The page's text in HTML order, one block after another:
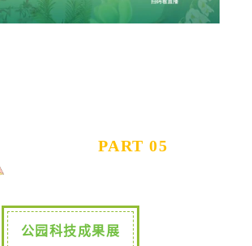
PART 05
公园科技成果展